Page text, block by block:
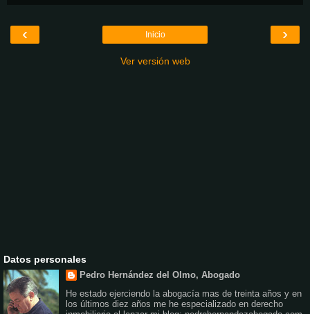
‹ ›
Inicio
Ver versión web
Datos personales
Pedro Hernández del Olmo, Abogado
He estado ejerciendo la abogacía mas de treinta años y en
los últimos diez años me he especializado en derecho